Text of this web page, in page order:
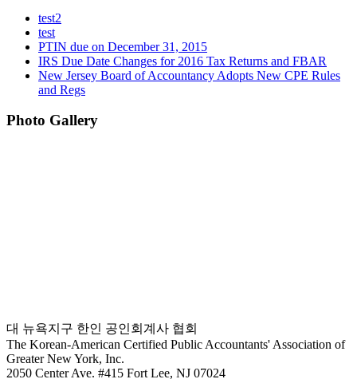
test2
test
PTIN due on December 31, 2015
IRS Due Date Changes for 2016 Tax Returns and FBAR
New Jersey Board of Accountancy Adopts New CPE Rules
and Regs
Photo Gallery
대 뉴욕지구 한인 공인회계사 협회
The Korean-American Certified Public Accountants' Association of
Greater New York, Inc.
2050 Center Ave. #415 Fort Lee, NJ 07024